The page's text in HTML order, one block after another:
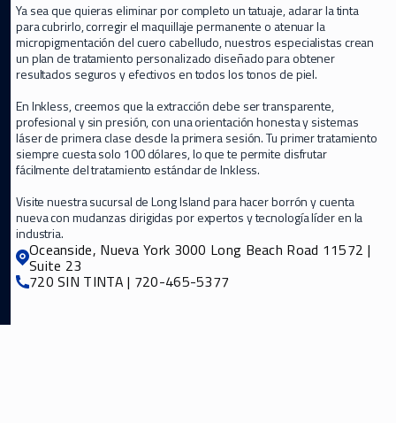
Ya sea que quieras eliminar por completo un tatuaje, aclarar la tinta
para cubrirlo, corregir el maquillaje permanente o atenuar la
micropigmentación del cuero cabelludo, nuestros especialistas crean
un plan de tratamiento personalizado diseñado para obtener
resultados seguros y efectivos en todos los tonos de piel.
En Inkless, creemos que la extracción debe ser transparente,
profesional y sin presión, con una orientación honesta y sistemas
láser de primera clase desde la primera sesión. Tu primer tratamiento
siempre cuesta solo 100 dólares, lo que te permite disfrutar
fácilmente del tratamiento estándar de Inkless.
Visite nuestra sucursal de Long Island para hacer borrón y cuenta
nueva con mudanzas dirigidas por expertos y tecnología líder en la
industria.
Oceanside, Nueva York 3000 Long Beach Road 11572 |
Suite 23
720 SIN TINTA | 720-465-5377